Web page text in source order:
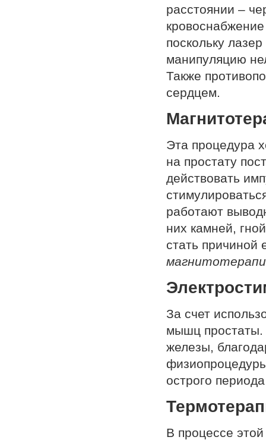
расстоянии –
поскольку
манипуляцию
Также
сердцем.
Эта процедура
на простату
действовать
работают
них камней,
стать причиной
За счет
мышц простаты.
железы,
острого
В процессе